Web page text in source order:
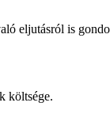
eljutásról is
költsége.